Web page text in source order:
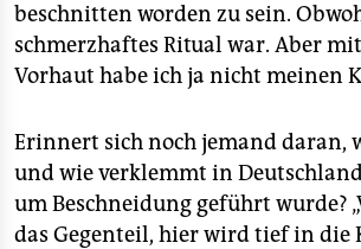
beschnitten worden zu sein.
schmerzhaftes Ritual war. Aber
Vorhaut habe ich ja nicht meinen
Erinnert sich noch jemand daran,
und wie verklemmt in
um Beschneidung geführt wurde?
das Gegenteil, hier wird tief in die